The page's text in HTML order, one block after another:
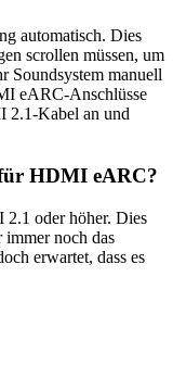
automatisch. Dies
scrollen müssen, um
Soundsystem manuell
eARC-Anschlüsse
2.1-Kabel an und
HDMI eARC?
oder höher. Dies
immer noch das
erwartet, dass es